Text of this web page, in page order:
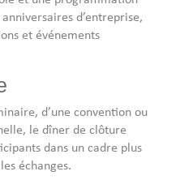
d’entreprise,
et événements
d’une convention ou
le dîner de clôture
dans un cadre plus
échanges.